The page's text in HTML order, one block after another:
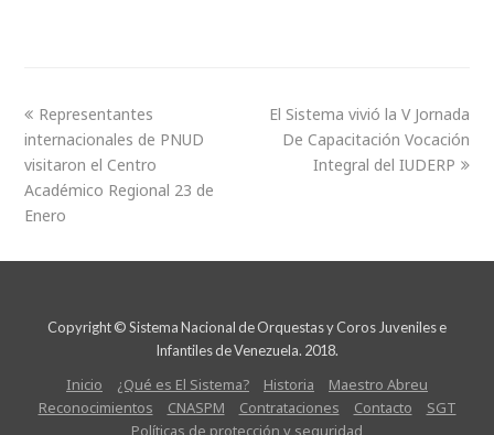
Representantes
internacionales de PNUD
visitaron el Centro
Académico Regional 23 de
Enero
El Sistema vivió la V Jornada
De Capacitación Vocación
Integral del IUDERP
Copyright © Sistema Nacional de Orquestas y Coros Juveniles e
Infantiles de Venezuela. 2018.
Inicio ¿Qué es El Sistema? Historia
Maestro Abreu
Reconocimientos
CNASPM Contrataciones Contacto
SGT
Políticas de protección y seguridad